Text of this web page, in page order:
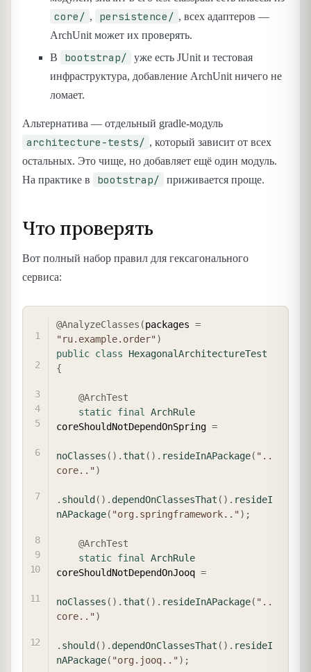
core/ , persistence/ , всех адаптеров —
ArchUnit может их проверять.
В
bootstrap/
уже есть JUnit и тестовая
инфраструктура, добавление ArchUnit ничего не
ломает.
Альтернатива — отдельный gradle-модуль
architecture-tests/ , который зависит от всех
остальных. Это чище, но добавляет ещё один модуль.
На практике в
bootstrap/ приживается проще.
Что проверять
Вот полный набор правил для гексагонального
сервиса:
@AnalyzeClasses (packages =
"ru.example.order")
public class
HexagonalArchitectureTest
{
@ArchTest
static final ArchRule
coreShouldNotDependOnSpring =
noClasses ( ) .that ( ) . resideInAPackage( "..
core..")
. should ( ) . dependOnClassesThat ( ) . resideI
nAPackage( "org.springframework..") ;
@ArchTest
static final ArchRule
coreShouldNotDependOnJooq =
noClasses ( ) .that ( ) . resideInAPackage( "..
core..")
. should ( ) . dependOnClassesThat ( ) . resideI
nAPackage( "org.jooq..") ;